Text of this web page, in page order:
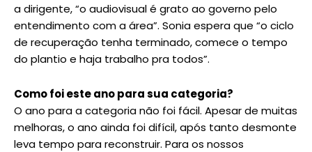
a dirigente, “o audiovisual é grato ao governo pelo
entendimento com a área”. Sonia espera que “o ciclo
de recuperação tenha terminado, comece o tempo
do plantio e haja trabalho pra todos”.
Como foi este ano para sua categoria?
O ano para a categoria não foi fácil. Apesar de muitas
melhoras, o ano ainda foi difícil, após tanto desmonte
leva tempo para reconstruir. Para os nossos